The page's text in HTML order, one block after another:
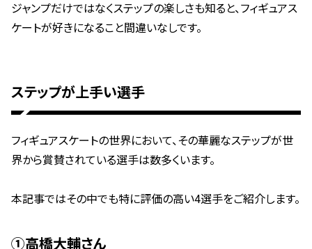
ジャンプだけではなくステップの楽しさも知ると、フィギュアス
ケートが好きになること間違いなしです。
ステップが上手い選手
フィギュアスケートの世界において、その華麗なステップが世
界から賞賛されている選手は数多くいます。
本記事ではその中でも特に評価の高い4選手をご紹介します。
➀高橋大輔さん